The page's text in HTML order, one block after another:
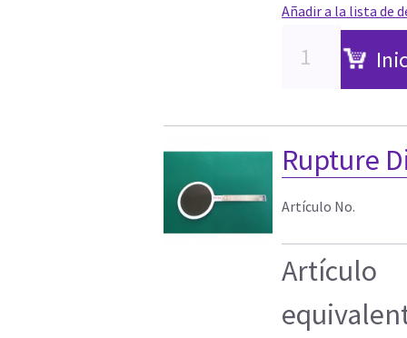
Añadir a la lista de
Rupture
Artículo No.
Artículo